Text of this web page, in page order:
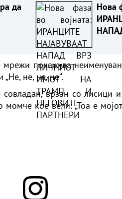
да
Нова
мрежи покажува
„Не, не, не, не“.
совладан, врзан со лисици
кое вели: „Тоа е мојот